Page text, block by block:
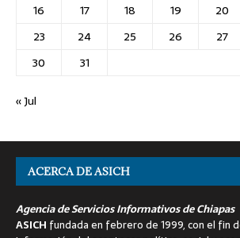
16
17 18 19 20
23
24 25 26 27
30
31
« Jul
ACERCA DE ASICH
Agencia de Servicios Informativos de Chiapas
ASICH fundada en febrero de 1999, con el fin